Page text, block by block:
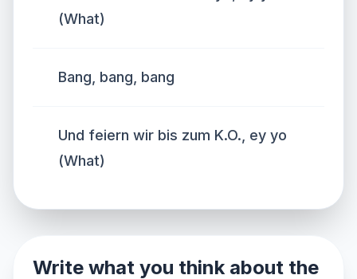
(What)
Bang, bang, bang
Und feiern wir bis zum K.O., ey yo
(What)
Write what you think about the